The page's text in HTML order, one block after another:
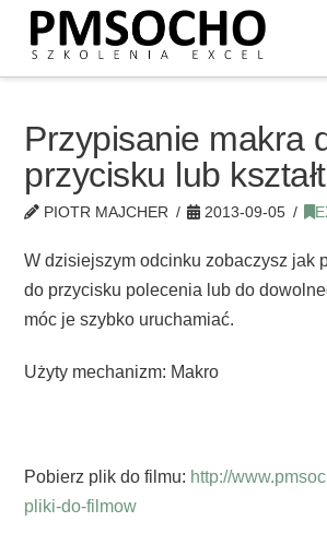
Przypisanie makra
przycisku lub
PIOTR MAJCHER 2013-09-05
W dzisiejszym odcinku zobaczysz jak
do przycisku polecenia lub do
móc je szybko uruchamiać.
Użyty mechanizm: Makro
Pobierz plik do filmu: http://
pliki-do-filmow